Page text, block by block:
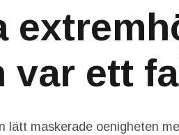
var ett
maskerade oenigheten